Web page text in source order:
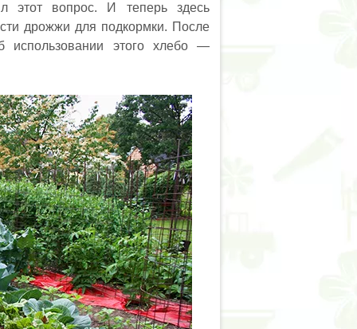
этот вопрос. И теперь здесь
дрожжи для подкормки. После
использовании этого хлебо —